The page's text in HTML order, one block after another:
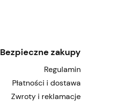
Bezpieczne zakupy
Regulamin
Płatności i dostawa
Zwroty i reklamacje